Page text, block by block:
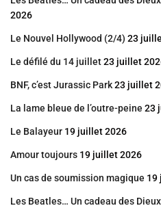
2026
Le Nouvel Hollywood (2/4) 23
Le défilé du 14 juillet23 juillet
BNF, c’est Jurassic Park23 juillet
La lame bleue de l’outre-peine 23
Le Balayeur 19 juillet 2026
Amour toujours 19 juillet 2026
Un cas de soumission magique 19
Les Beatles… Un cadeau des